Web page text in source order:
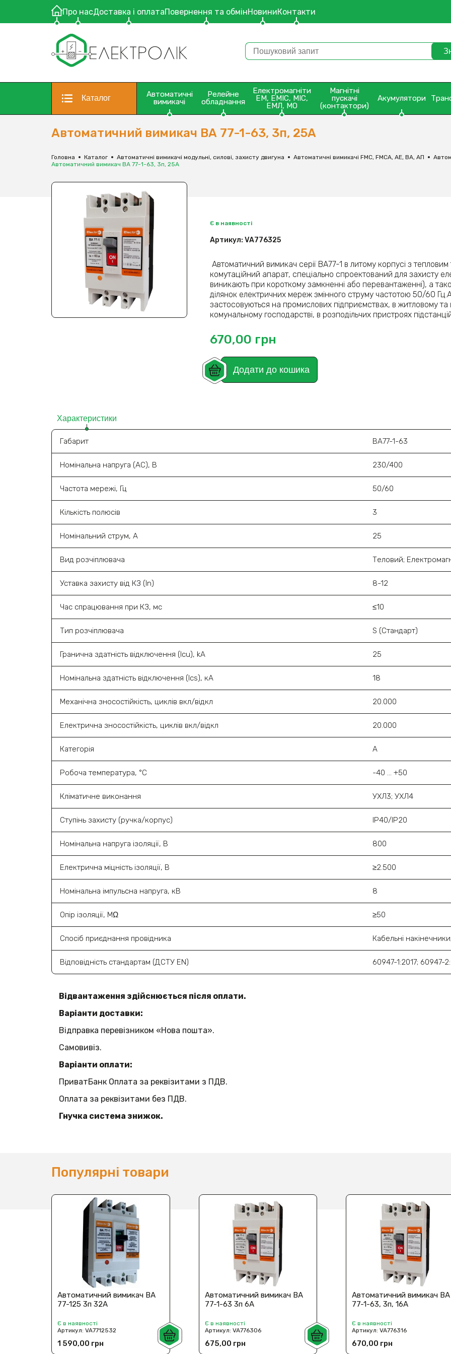
Про насДоставка і оплатаПовернення та обмінНовиниКонтакти
Каталог
Автоматичні
вимикачі
Релейне
обладнання
Електромагніти
ЕМ, ЕМІС, МІС,
ЕМЛ, МО
Магнітні
пускачі
(контактори)
Акумулятори
Автоматичний вимикач ВА 77-1-63, 3п, 25А
Головна Каталог Автоматичні вимикачі модульні, силові, захисту двигуна Автоматичні вимикачі FMC, FMCA, АЕ, ВА, АП
Автоматичний вимикач ВА 77-1-63, 3п, 25А
Є в наявності
Артикул: VA776325
Автоматичний вимикач серії ВА77-1 в литому корпусі з
комутаційний апарат, спеціально спроектований для захисту
виникають при короткому замкненні або перевантаженні), а
ділянок електричних мереж змінного струму частотою 50/60
застосовуються на промислових підприємствах, в житловому та
комунальному господарстві, в розподільчих пристроях
670,00 грн
Додати до кошика
Характеристики
Габарит ВА77-1-63
Номінальна напруга (AC), B 230/400
Частота мережі, Гц 50/60
Кількість полюсів 3
Номінальний струм, А 25
Вид розчіплювача Теловий;
Уставка захисту від КЗ (In) 8-12
Час спрацювання при КЗ, мс ≤10
Тип розчіплювача S (Стандарт)
Гранична здатність відключення (Icu), kA 25
Номінальна здатність відключення (Ics), кА 18
Механічна зносостійкість, циклів вкл/відкл 20.000
Електрична зносостійкість, циклів вкл/відкл 20.000
Категорія А
Робоча температура, °С -40 ... +50
Кліматичне виконання УХЛ3; УХЛ4
Ступінь захисту (ручка/корпус) IP40/IP20
Номінальна напруга ізоляції, В 800
Електрична міцність ізоляції, В ≥2.500
Номінальна імпульсна напруга, кВ 8
Опір ізоляції, MΩ ≥50
Спосіб приєднання провідника Кабельні
Відповідність стандартам (ДСТУ EN) 60947-1:2017; 60947-
Відвантаження здійснюється після оплати.
Варіанти доставки:
Відправка перевізником «Нова пошта».
Самовивіз.
Варіанти оплати:
ПриватБанк Оплата за реквізитами з ПДВ.
Оплата за реквізитами без ПДВ.
Гнучка система знижок.
Популярні товари
Автоматичний вимикач BА
77-125 3п 32А
Є в наявності
Артикул:VA7712532
1 590,00 грн
Автоматичний вимикач ВА
77-1-63 3п 6А
Є в наявності
Артикул: VA776306
675,00 грн
Автоматичний вимикач ВА
77-1-63, 3п, 16А
Є в наявності
Артикул:VA776316
670,00 грн